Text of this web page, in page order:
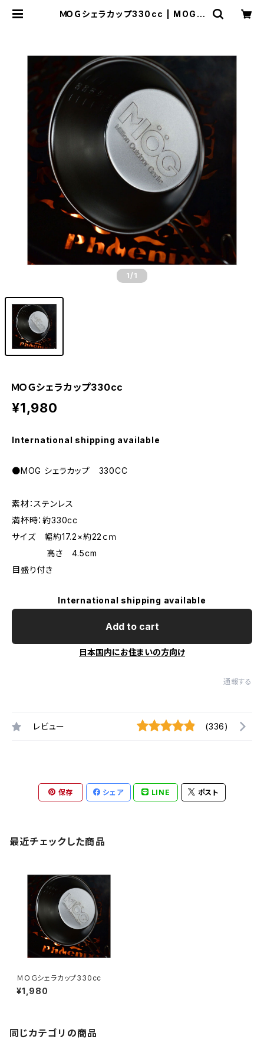
ＭＯＧシェラカップ330cc | MOG -
1 /1
ＭＯＧシェラカップ330cc
¥1,980
International shipping available
●MOG シェラカップ 330CC
素材：ステンレス
満杯時：約330cc
サイズ 幅約17.2×約22ｃｍ
高さ 4.5cm
目盛り付き
International shipping available
Add to cart
日本国内にお住まいの方向け
通報する
レビュー (336)
保存 シェア LINE ポスト
最近チェックした商品
ＭＯＧシェラカップ330cc
¥1,980
同じカテゴリの商品